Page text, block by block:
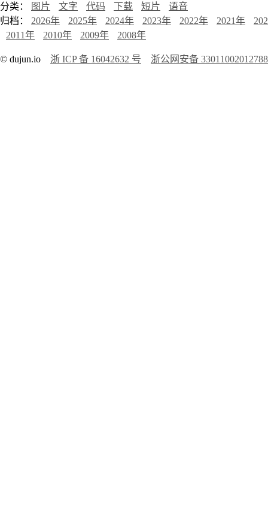
分类：
图片 文字 代码 下载 短片
语音
归档： 2026年 2025年 2024年 2023年 2022年 2021年
2011年
2010年 2009年 2008年
© dujun.io 浙 ICP 备 16042632 号 浙公网安备